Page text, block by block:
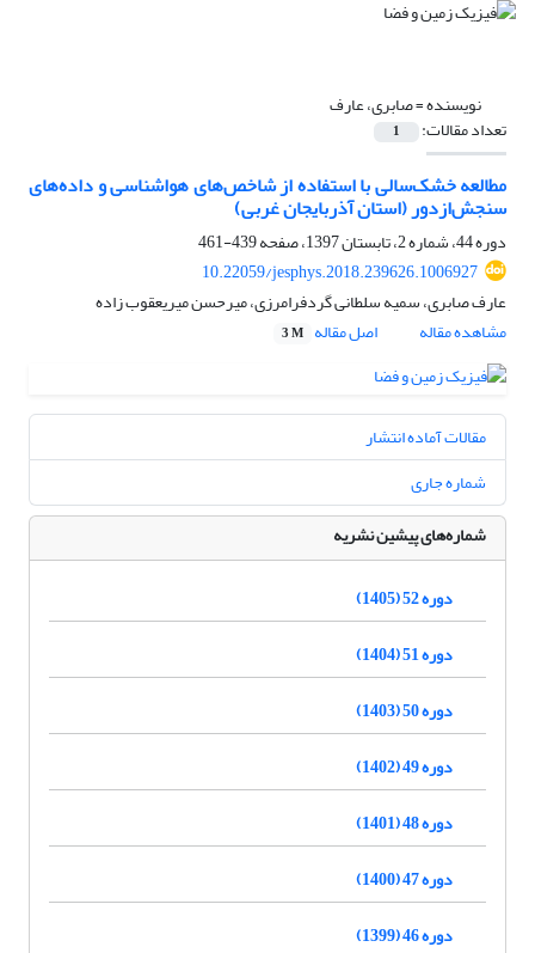
نویسنده =صابری، عارف
تعداد مقالات: 1
مطالعه خشک‌سالی با استفاده از شاخص‌های هواشناسی و داده‌های
سنجش‌ازدور (استان آذربایجان غربی)
دوره 44، شماره 2، تابستان 1397، صفحه
439-461
10.22059/jesphys.2018.239626.1006927
عارف صابری، سمیه سلطانی گردفرامرزی، میرحسن میریعقوب زاده
مشاهده مقاله
اصل مقاله 3 M
مقالات آماده انتشار
شماره جاری
شماره‌های پیشین نشریه
دوره 52 (1405)
دوره 51 (1404)
دوره 50 (1403)
دوره 49 (1402)
دوره 48 (1401)
دوره 47 (1400)
دوره 46 (1399)